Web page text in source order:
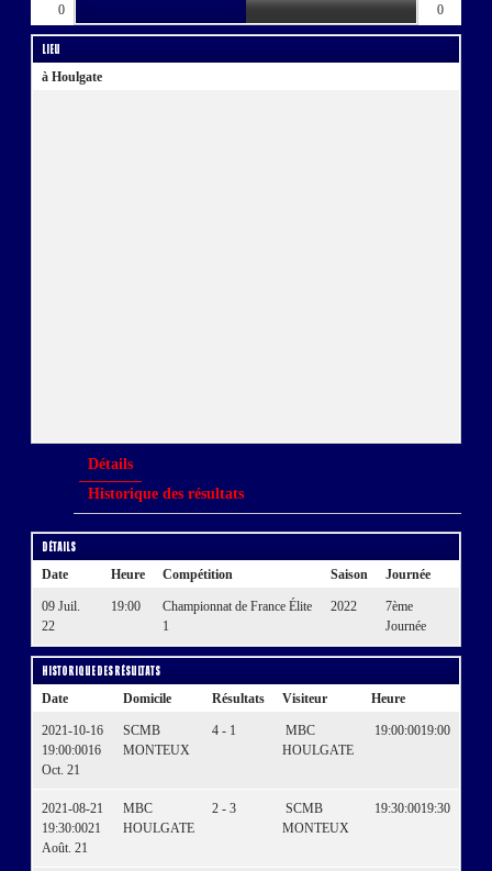
0 0
Lieu
à Houlgate
Détails
Historique des résultats
Détails
Date Heure Compétition Saison Journée
09 Juil.
22
19:00
Championnat de France Élite
1
2022
7ème
Journée
Historique des résultats
Date Domicile Résultats Visiteur Heure
2021-10-16
19:00:0016
Oct. 21
SCMB
MONTEUX
4 - 1
MBC
HOULGATE
19:00:0019:00
2021-08-21
19:30:0021
Août. 21
MBC
HOULGATE
2 - 3
SCMB
MONTEUX
19:30:0019:30